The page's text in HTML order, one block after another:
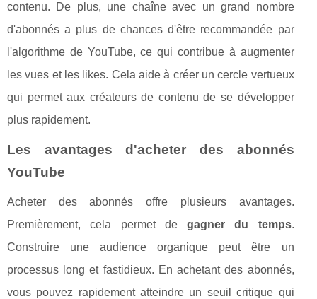
contenu. De plus, une chaîne avec un grand nombre
d'abonnés a plus de chances d'être recommandée par
l'algorithme de YouTube, ce qui contribue à augmenter
les vues et les likes. Cela aide à créer un cercle vertueux
qui permet aux créateurs de contenu de se développer
plus rapidement.
Les avantages d'acheter des abonnés
YouTube
Acheter des abonnés offre plusieurs avantages.
Premièrement, cela permet degagner du temps.
Construire une audience organique peut être un
processus long et fastidieux. En achetant des abonnés,
vous pouvez rapidement atteindre un seuil critique qui